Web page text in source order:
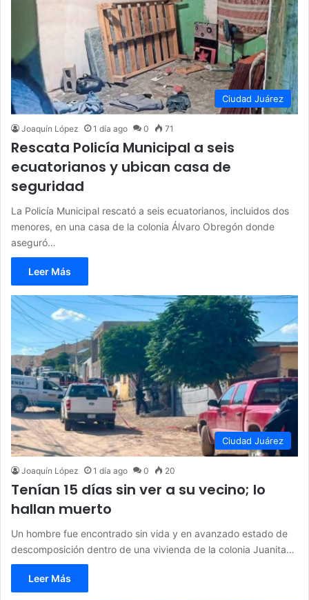
Ciudad Juárez
Joaquín López 1 día ago 0 71
Rescata Policía Municipal a seis
ecuatorianos y ubican casa de
seguridad
La Policía Municipal rescató a seis ecuatorianos, incluidos dos
menores, en una casa de la colonia Álvaro Obregón donde
aseguró…
Leer Más
Ciudad Juárez
Joaquín López 1 día ago 0 20
Tenían 15 días sin ver a su vecino; lo
hallan muerto
Un hombre fue encontrado sin vida y en avanzado estado de
descomposición dentro de una vivienda de la colonia Juanita…
Leer Más